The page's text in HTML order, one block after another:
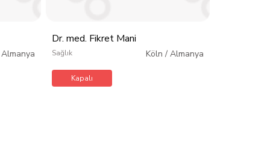
Almanya
Dr. med. Fikret Mani
Sağlık Köln / Almanya
Kapalı